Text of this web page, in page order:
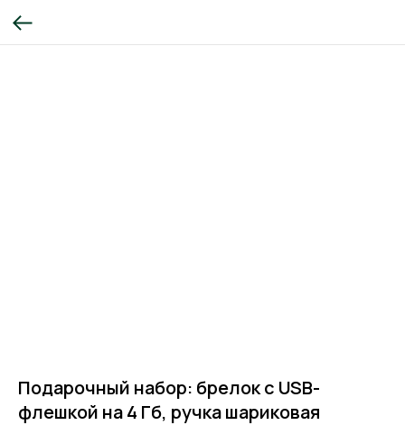
Подарочный набор: брелок с USB-
флешкой на 4 Гб, ручка шариковая